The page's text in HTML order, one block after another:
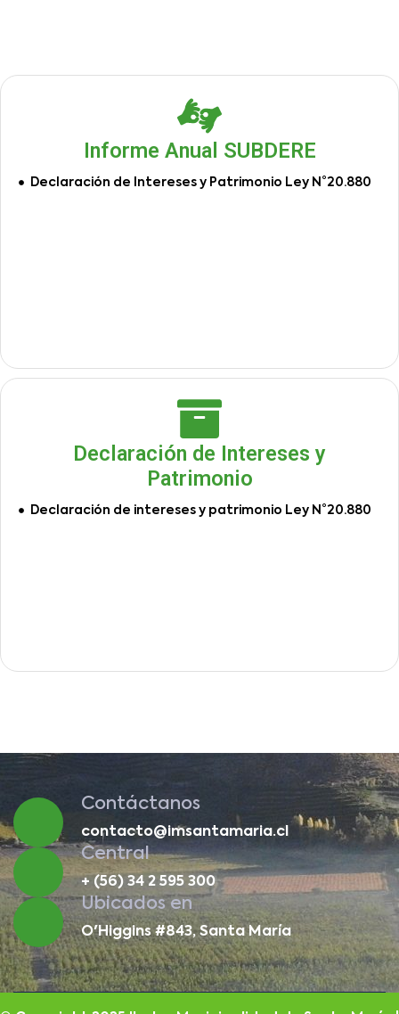
Informe Anual SUBDERE
Declaración de Intereses y Patrimonio Ley N°20.880
Declaración de Intereses y
Patrimonio
Declaración de intereses y patrimonio Ley N°20.880
Contáctanos
contacto@imsantamaria.cl
Central
+ (56) 34 2 595 300
Ubicados en
O'Higgins #843, Santa María